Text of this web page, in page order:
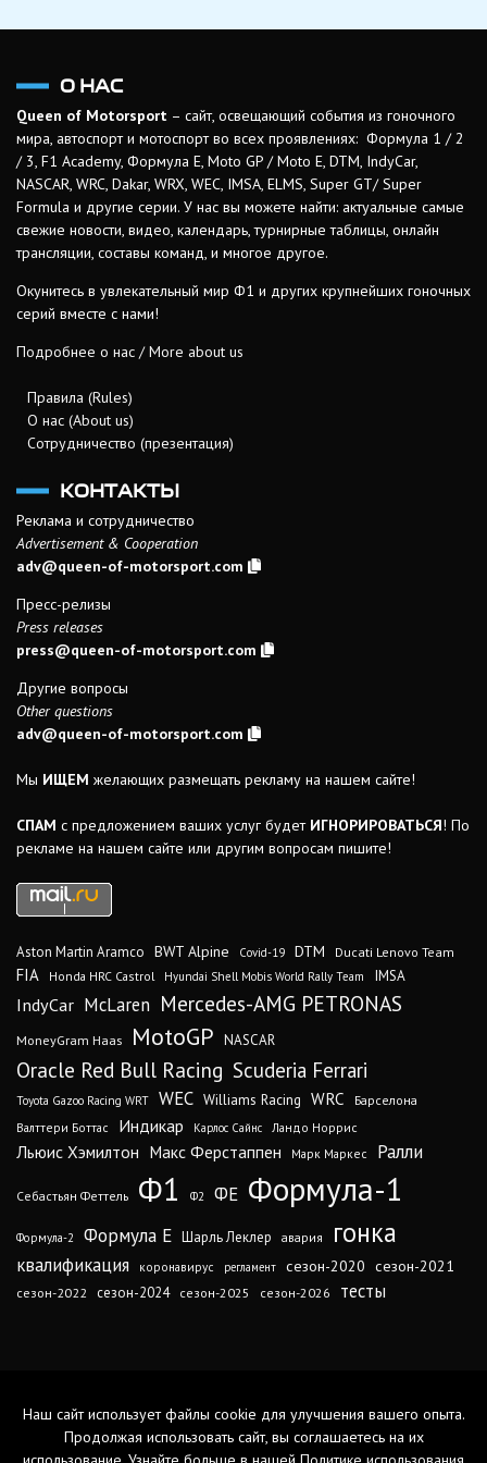
О НАС
Queen of Motorsport – сайт, освещающий события из гоночного
мира, автоспорт и мотоспорт во всех проявлениях: Формула 1 / 2
/ 3, F1 Academy, Формула Е, Moto GP / Moto E, DTM, IndyCar,
NASCAR, WRC, Dakar, WRX, WEC, IMSA, ELMS, Super GT/ Super
Formula и другие серии. У нас вы можете найти: актуальные самые
свежие новости, видео, календарь, турнирные таблицы, онлайн
трансляции, составы команд, и многое другое.
Окунитесь в увлекательный мир Ф1 и других крупнейших гоночных
серий вместе с нами!
Подробнее о нас / More about us
Правила (Rules)
О нас (About us)
Сотрудничество (презентация)
КОНТАКТЫ
Реклама и сотрудничество
Advertisement & Cooperation
adv@queen-of-motorsport.com
Пресс-релизы
Press releases
press@queen-of-motorsport.com
Другие вопросы
Other questions
adv@queen-of-motorsport.com
Мы ИЩЕМ желающих размещать рекламу на нашем сайте!
СПАМ с предложением ваших услуг будет ИГНОРИРОВАТЬСЯ! По
рекламе на нашем сайте или другим вопросам пишите!
Aston Martin Aramco BWT Alpine Covid-19 DTM Ducati Lenovo Team
FIA Honda HRC Castrol Hyundai Shell Mobis World Rally Team IMSA
IndyCar McLaren Mercedes-AMG PETRONAS
MoneyGram Haas MotoGP NASCAR
Oracle Red Bull Racing Scuderia Ferrari
Toyota Gazoo Racing WRT WEC Williams Racing WRC
Барселона
Валттери Боттас
Индикар Карлос Сайнс Ландо Норрис
Льюис Хэмилтон Макс Ферстаппен Марк Маркес Ралли
Себастьян Феттель Ф1 Ф2 ФЕ Формула-1
Формула-2 Формула Е Шарль Леклер авария гонка
квалификация коронавирус регламент сезон-2020 сезон-2021
сезон-2022 сезон-2024 сезон-2025 сезон-2026 тесты
Наш сайт использует файлы cookie для улучшения вашего опыта.
Продолжая использовать сайт, вы соглашаетесь на их